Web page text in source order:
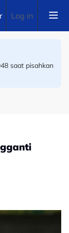
Log in
saat pisahkan
MSSM